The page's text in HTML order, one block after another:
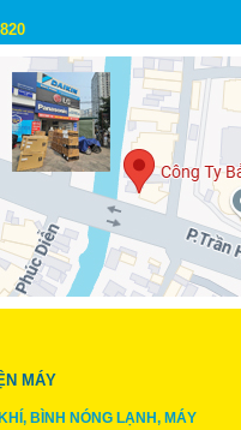
MÁY
BÌNH NÓNG LẠNH, MÁY